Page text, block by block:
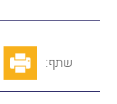
שתף: